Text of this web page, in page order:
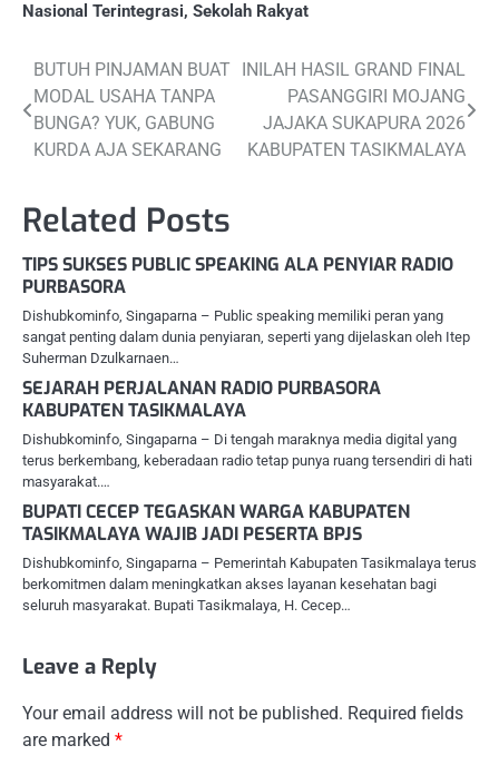
Nasional Terintegrasi, Sekolah Rakyat
Post
navigation
BUTUH PINJAMAN BUAT
MODAL USAHA TANPA
BUNGA? YUK, GABUNG
KURDA AJA SEKARANG
INILAH HASIL GRAND FINAL
PASANGGIRI MOJANG
JAJAKA SUKAPURA 2026
KABUPATEN TASIKMALAYA
Related Posts
TIPS SUKSES PUBLIC SPEAKING ALA PENYIAR RADIO
PURBASORA
Dishubkominfo, Singaparna – Public speaking memiliki peran yang
sangat penting dalam dunia penyiaran, seperti yang dijelaskan oleh Itep
Suherman Dzulkarnaen…
SEJARAH PERJALANAN RADIO PURBASORA
KABUPATEN TASIKMALAYA
Dishubkominfo, Singaparna – Di tengah maraknya media digital yang
terus berkembang, keberadaan radio tetap punya ruang tersendiri di hati
masyarakat.…
BUPATI CECEP TEGASKAN WARGA KABUPATEN
TASIKMALAYA WAJIB JADI PESERTA BPJS
Dishubkominfo, Singaparna – Pemerintah Kabupaten Tasikmalaya terus
berkomitmen dalam meningkatkan akses layanan kesehatan bagi
seluruh masyarakat. Bupati Tasikmalaya, H. Cecep…
Leave a Reply
Your email address will not be published. Required fields
are marked *